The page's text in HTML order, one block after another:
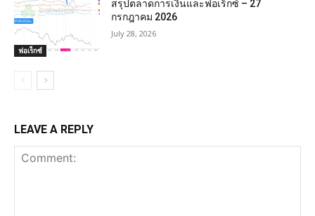
ฟอเร็กซ์
สรุปตลาดการเงินและฟอเร็กซ์ – 27
กรกฎาคม 2026
July 28, 2026
LEAVE A REPLY